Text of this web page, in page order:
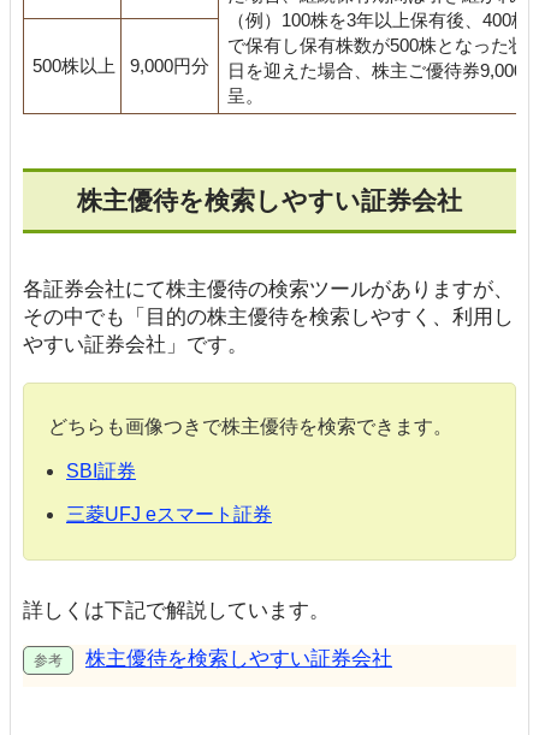
（例）100株を3年以上保有後、400株
で保有し保有株数が500株となった状
日を迎えた場合、株主ご優待券9,000
呈。
500株以上 9,000円分
株主優待を検索しやすい証券会社
各証券会社にて株主優待の検索ツールがありますが、
その中でも「目的の株主優待を検索しやすく、利用し
やすい証券会社」です。
どちらも画像つきで株主優待を検索できます。
SBI証券
三菱UFJ eスマート証券
詳しくは下記で解説しています。
株主優待を検索しやすい証券会社